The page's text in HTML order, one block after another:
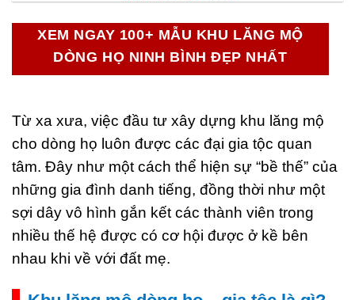
XEM NGAY 100+ MẪU KHU LĂNG MỘ
DÒNG HỌ NINH BÌNH ĐẸP NHẤT
Từ xa xưa, việc đầu tư xây dựng khu lăng mộ
cho dòng họ luôn được các đại gia tộc quan
tâm. Đây như một cách thể hiện sự “bề thế” của
những gia đình danh tiếng, đồng thời như một
sợi dây vô hình gắn kết các thành viên trong
nhiều thế hệ được có cơ hội được ở kề bên
nhau khi về với đất mẹ.